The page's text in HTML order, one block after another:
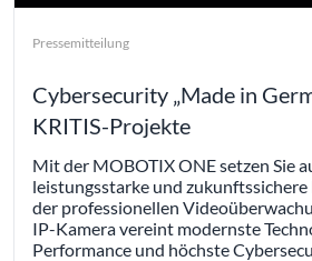
Pressemitteilung
Cybersecurity „Made in
KRITIS-Projekte
Mit der MOBOTIX ONE setzen Sie
leistungsstarke und zukunftssichere
der professionellen
IP-Kamera vereint modernste
Performance und höchste